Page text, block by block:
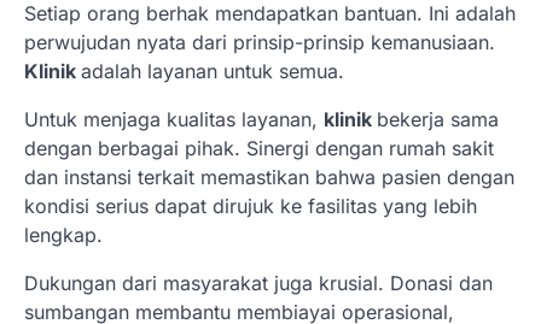
Setiap orang berhak mendapatkan bantuan. Ini adalah
perwujudan nyata dari prinsip-prinsip kemanusiaan.
Klinik adalah layanan untuk semua.
Untuk menjaga kualitas layanan, klinik bekerja sama
dengan berbagai pihak. Sinergi dengan rumah sakit
dan instansi terkait memastikan bahwa pasien dengan
kondisi serius dapat dirujuk ke fasilitas yang lebih
lengkap.
Dukungan dari masyarakat juga krusial. Donasi dan
sumbangan membantu membiayai operasional,